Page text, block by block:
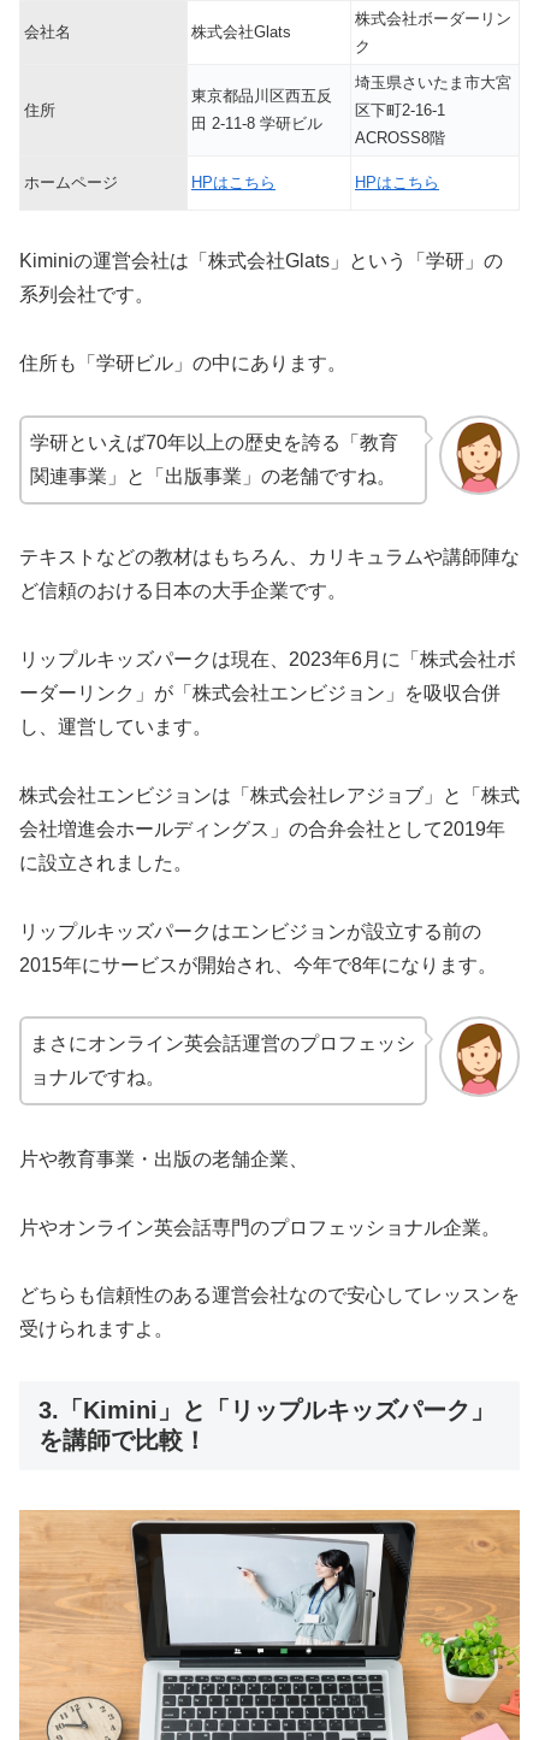
会社名 株式会社Glats
株式会社ボーダーリン
ク
住所
東京都品川区西五反
田 2-11-8 学研ビル
埼玉県さいたま市大宮
区下町2-16-1
ACROSS8階
ホームページ HPはこちら HPはこちら
Kiminiの運営会社は「株式会社Glats」という「学研」の
系列会社です。
住所も「学研ビル」の中にあります。
学研といえば70年以上の歴史を誇る「教育
関連事業」と「出版事業」の老舗ですね。
テキストなどの教材はもちろん、カリキュラムや講師陣な
ど信頼のおける日本の大手企業です。
リップルキッズパークは現在、2023年6月に「株式会社ボ
ーダーリンク」が「株式会社エンビジョン」を吸収合併
し、運営しています。
株式会社エンビジョンは「株式会社レアジョブ」と「株式
会社増進会ホールディングス」の合弁会社として2019年
に設立されました。
リップルキッズパークはエンビジョンが設立する前の
2015年にサービスが開始され、今年で8年になります。
まさにオンライン英会話運営のプロフェッシ
ョナルですね。
片や教育事業・出版の老舗企業、
片やオンライン英会話専門のプロフェッショナル企業。
どちらも信頼性のある運営会社なので安心してレッスンを
受けられますよ。
3.「Kimini」と「リップルキッズパーク」
を講師で比較！